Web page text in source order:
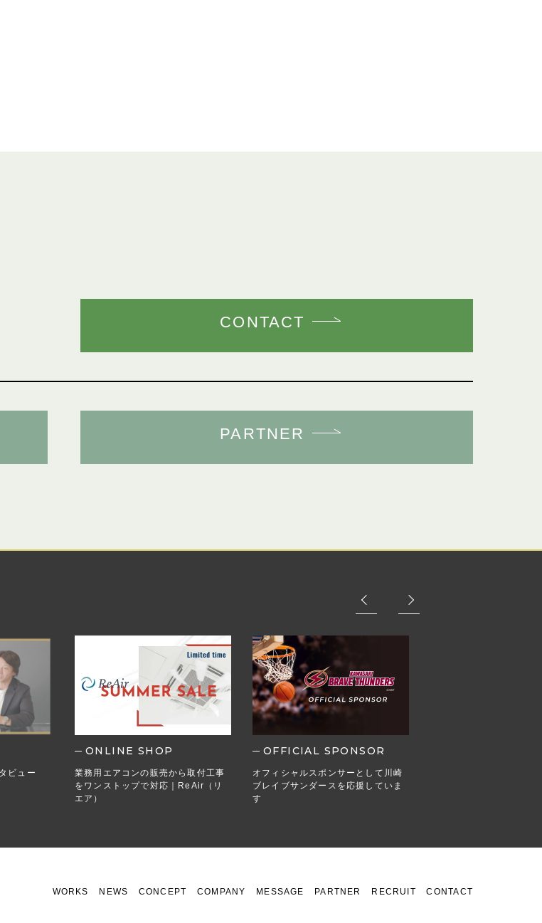
CONTACT
PARTNER
ビュー
ONLINE SHOP
業務用エアコンの販売から取付工事
をワンストップで対応｜ReAir（リ
エア）
OFFICIAL SPONSOR
オフィシャルスポンサーとして川崎
ブレイブサンダースを応援していま
す
WORKS NEWS CONCEPT COMPANY MESSAGE PARTNER RECRUIT CONTACT